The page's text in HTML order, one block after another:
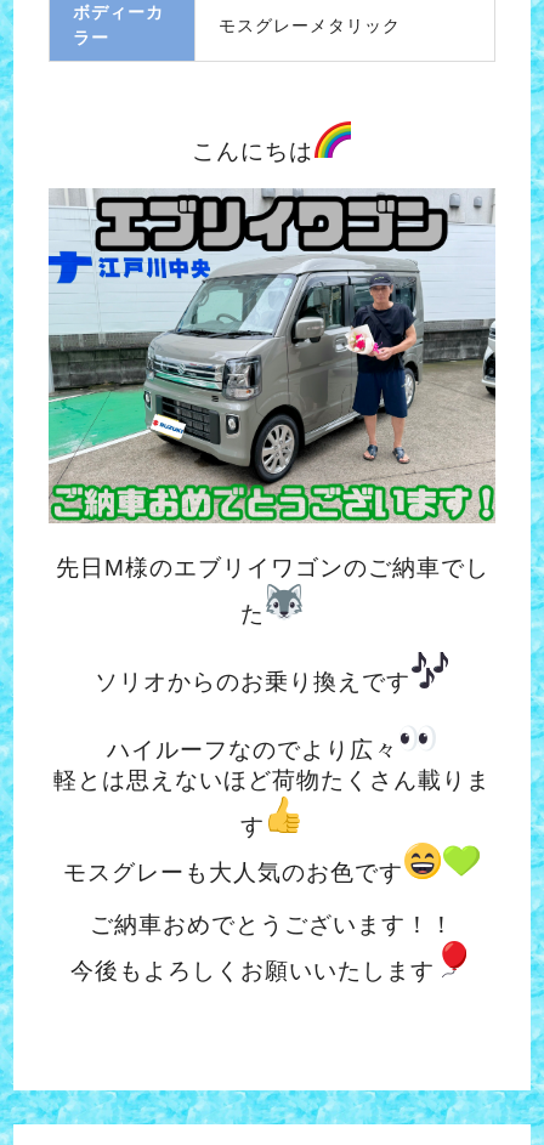
ボディーカ
ラー
モスグレーメタリック
こんにちは
先日M様のエブリイワゴンのご納車でし
た
ソリオからのお乗り換えです
ハイルーフなのでより広々
軽とは思えないほど荷物たくさん載りま
す
モスグレーも大人気のお色です
ご納車おめでとうございます！！
今後もよろしくお願いいたします